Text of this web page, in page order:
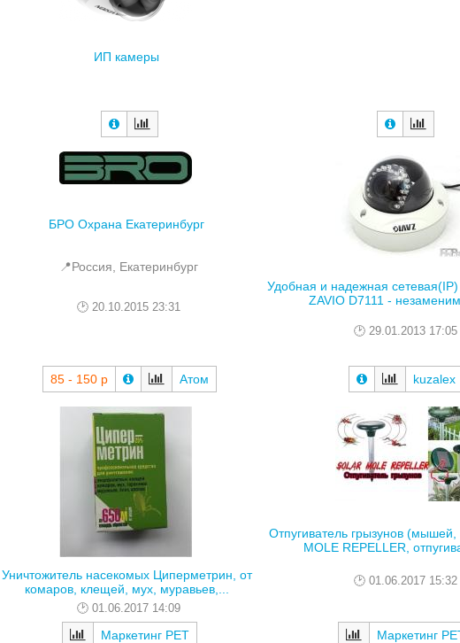
ИП камеры
БРО Охрана Екатеринбург
📍Россия, Екатеринбург
20.10.2015 23:31
85 - 150 р Атом
Удобная и надежная
ZAVIO D7111 -
29.01.2013 17:05
kuzalex
Уничтожитель насекомых Циперметрин, от
комаров, клещей, мух, муравьев,...
01.06.2017 14:09
Маркетинг РЕТ
Отпугиватель грызунов (мышей,
MOLE REPELLER,
01.06.2017 15:32
Маркетинг